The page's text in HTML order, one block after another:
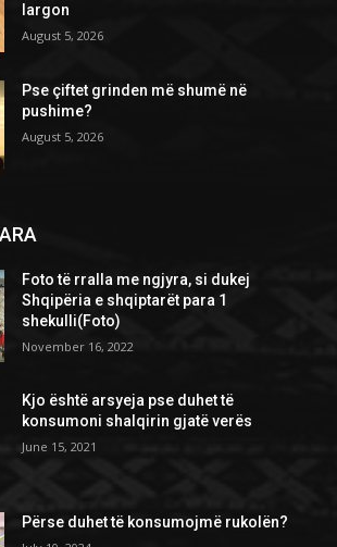
largon
August 5, 2026
Pse çiftet grinden më shumë në
pushime?
August 5, 2026
Foto të rralla me ngjyra, si dukej
Shqipëria e shqiptarët para 1
shekulli(Foto)
November 16, 2022
Kjo është arsyeja pse duhet të
konsumoni shalqirin gjatë verës
June 15, 2021
Përse duhet të konsumojmë rukolën?